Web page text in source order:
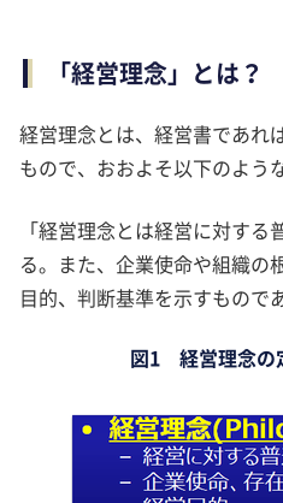
「経営理念」とは？
経営理念とは、経営書であれ
もので、おおよそ以下のよう
「経営理念とは経営に対す
る。また、企業使命や組織の
目的、判断基準を示すもので
図1 経営理念の